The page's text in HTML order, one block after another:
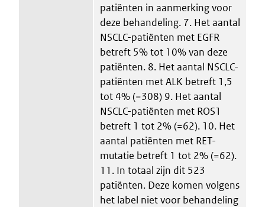
patiënten in aanmerking voor
deze behandeling. 7. Het aantal
NSCLC-patiënten met EGFR
betreft 5% tot 10% van deze
patiënten. 8. Het aantal NSCLC-
patiënten met ALK betreft 1,5
tot 4% (=308) 9. Het aantal
NSCLC-patiënten met ROS1
betreft 1 tot 2% (=62). 10. Het
aantal patiënten met RET-
mutatie betreft 1 tot 2% (=62).
11. In totaal zijn dit 523
patiënten. Deze komen volgens
het label niet voor behandeling